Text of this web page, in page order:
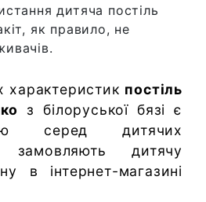
дитяча постіль
як правило, не
характеристик постіль
з білоруської бязі є
серед дитячих
замовляють дитячу
в інтернет-магазині